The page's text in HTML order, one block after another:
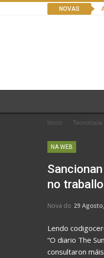
NOVAS
Inicio Tecnoloxía
NA WEB
no traballo
Nova do 29
Lendo
“O diario The
consultaron